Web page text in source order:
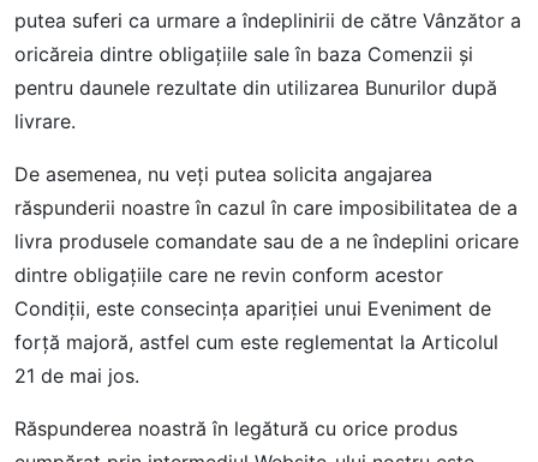
putea suferi ca urmare a îndeplinirii de către Vânzător a
oricăreia dintre obligațiile sale în baza Comenzii și
pentru daunele rezultate din utilizarea Bunurilor după
livrare.
De asemenea, nu veți putea solicita angajarea
răspunderii noastre în cazul în care imposibilitatea de a
livra produsele comandate sau de a ne îndeplini oricare
dintre obligaţiile care ne revin conform acestor
Condiţii, este consecința apariției unui Eveniment de
forță majoră, astfel cum este reglementat la Articolul
21 de mai jos.
Răspunderea noastră în legătură cu orice produs